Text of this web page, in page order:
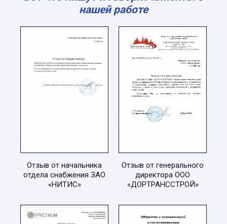
нашей работе
Отзыв от начальника
отдела снабжения ЗАО
«НИТИС»
Отзыв от генерального
директора ООО
«ДОРТРАНССТРОЙ»